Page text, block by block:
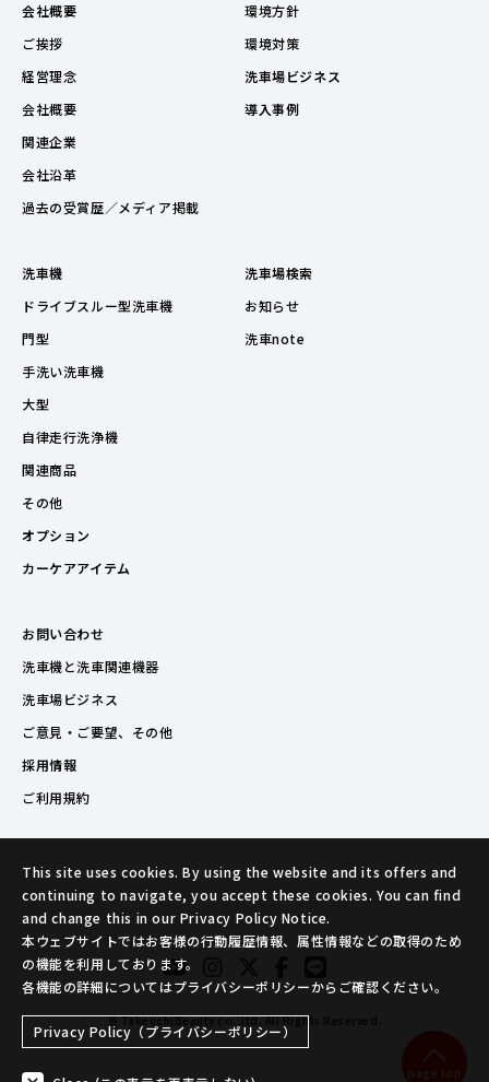
会社概要
ご挨拶
経営理念
会社概要
関連企業
会社沿革
過去の受賞歴／メディア掲載
環境方針
環境対策
洗車場ビジネス
導入事例
洗車機
ドライブスルー型洗車機
門型
手洗い洗車機
大型
自律走行洗浄機
関連商品
その他
オプション
カーケアアイテム
洗車場検索
お知らせ
洗車note
お問い合わせ
洗車機と洗車関連機器
洗車場ビジネス
ご意見・ご要望、その他
採用情報
ご利用規約
© TakeuchiBeauty co.,ltd. All Rights Reserved.
page top
This site uses cookies. By using the website and its offers and
continuing to navigate, you accept these cookies. You can find
and change this in our Privacy Policy Notice.
本ウェブサイトではお客様の行動履歴情報、属性情報などの取得のため
の機能を利用しております。
各機能の詳細についてはプライバシーポリシーからご確認ください。
Privacy Policy（プライバシーポリシー）